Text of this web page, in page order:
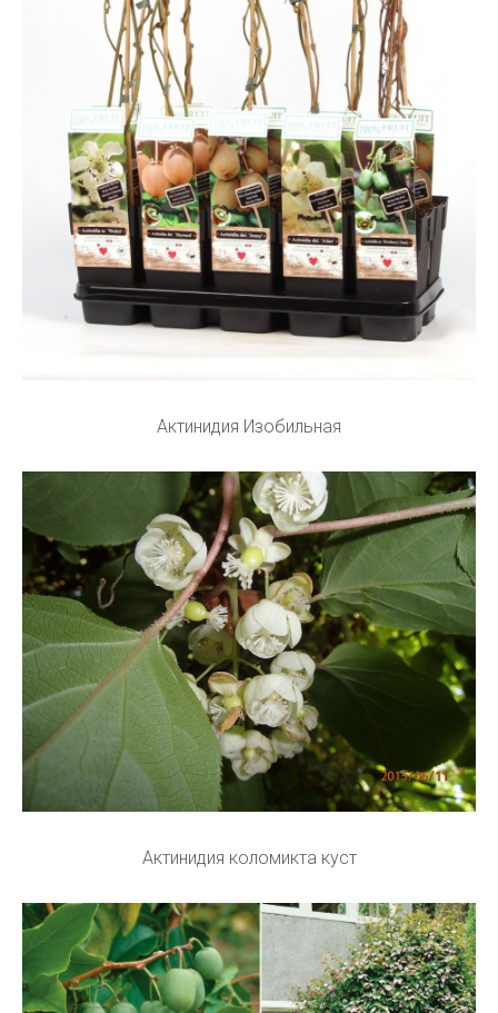
Актинидия Изобильная
Актинидия коломикта куст